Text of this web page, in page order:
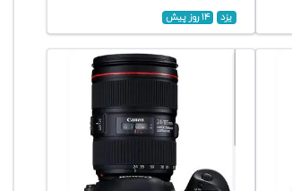
یزد ۱۴ روز پیش